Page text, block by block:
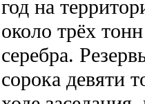
год на
около трёх
серебра.
сорока девяти